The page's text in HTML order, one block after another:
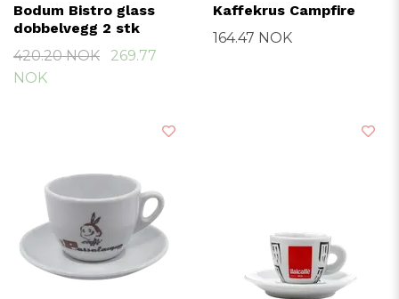
Bodum Bistro glass
dobbelvegg 2 stk
420.20 NOK
269.77
NOK
Kaffekrus Campfire
164.47 NOK